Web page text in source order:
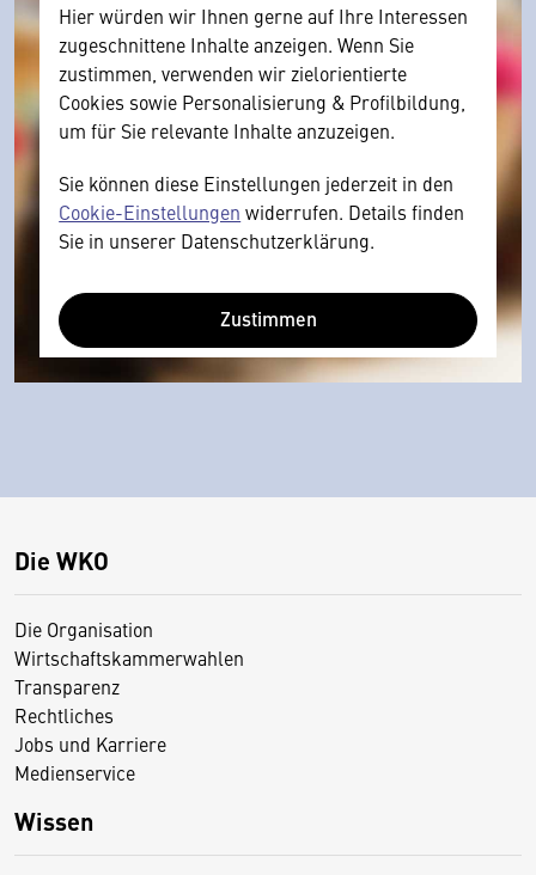
Hier würden wir Ihnen gerne auf Ihre Interessen
zugeschnittene Inhalte anzeigen. Wenn Sie
zustimmen, verwenden wir zielorientierte
Cookies sowie Personalisierung & Profilbildung,
um für Sie relevante Inhalte anzuzeigen.
Sie können diese Einstellungen jederzeit in den
Cookie-Einstellungen widerrufen. Details finden
Sie in unserer Datenschutzerklärung.
Zustimmen
Die WKO
Die Organisation
Wirtschaftskammerwahlen
Transparenz
Rechtliches
Jobs und Karriere
Medienservice
Wissen